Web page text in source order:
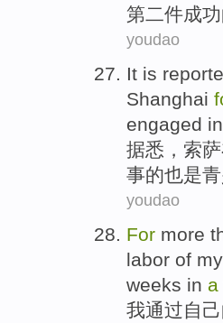
第二件成功
youdao
It is
Shanghai
engaged in
据悉 ， 索萨
事的也是
youdao
For more
labor of my
weeks in a
我通过自己